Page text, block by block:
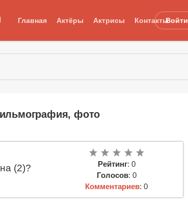
Главная Актёры Актрисы КонтактыВойти
фото
(2)?
Рейтинг: 0
Голосов: 0
Комментариев: 0